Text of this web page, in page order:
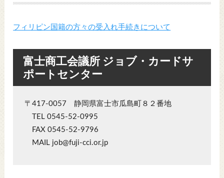
フィリピン国籍の方々の受入れ手続きについて
富士商工会議所 ジョブ・カードサ
ポートセンター
〒417-0057 静岡県富士市瓜島町８２番地
TEL 0545-52-0995
FAX 0545-52-9796
MAIL job@fuji-cci.or.jp